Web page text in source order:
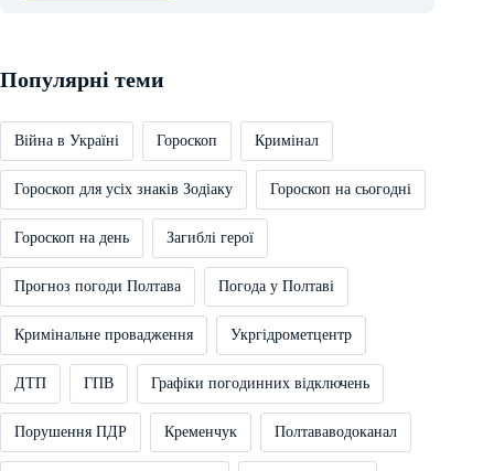
Популярні теми
Війна в Україні Гороскоп Кримінал
Гороскоп для усіх знаків Зодіаку Гороскоп на сьогодні
Гороскоп на день Загиблі герої
Прогноз погоди Полтава Погода у Полтаві
Кримінальне провадження Укргідрометцентр
ДТП ГПВ Графіки погодинних відключень
Порушення ПДР Кременчук Полтававодоканал